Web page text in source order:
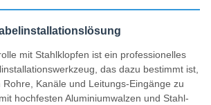
mit Stahlklopfen ist ein professionelles
das dazu bestimmt ist,
Rohre, Kanäle und Leitungs-Eingänge zu
hochfesten Aluminiumwalzen und Stahl-